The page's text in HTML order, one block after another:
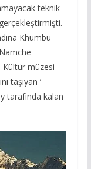
teknik
Khumbu
Kültür müzesi
taşıyan ‘
tarafında kalan